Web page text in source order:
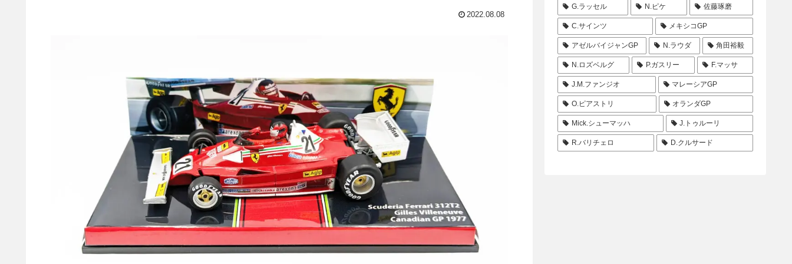
2022.08.08
G.ラッセル N.ピケ 佐藤琢磨
C.サインツ メキシコGP
アゼルバイジャンGP N.ラウダ 角田裕毅
N.ロズベルグ P.ガスリー F.マッサ
J.M.ファンジオ マレーシアGP
O.ピアストリ オランダGP
Mick.シューマッハ J.トゥルーリ
R.バリチェロ D.クルサード